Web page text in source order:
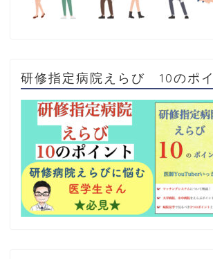
研修指定病院えらび 10のポ